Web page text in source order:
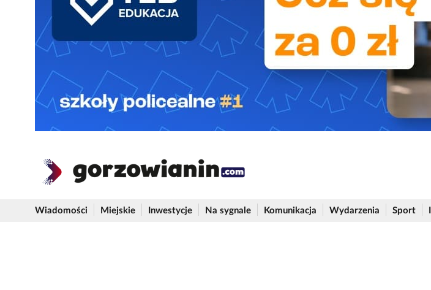
Wiadomości Miejskie Inwestycje Na sygnale Komunikacja Wydarzenia Sport